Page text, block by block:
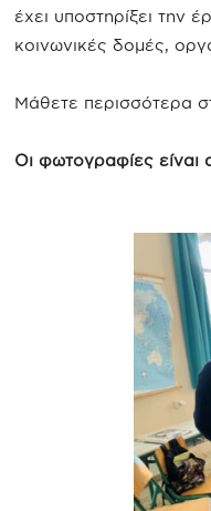
έχει υποστηρίξει την
κοινωνικές δομές,
Μάθετε περισσότερα
Οι φωτογραφίες